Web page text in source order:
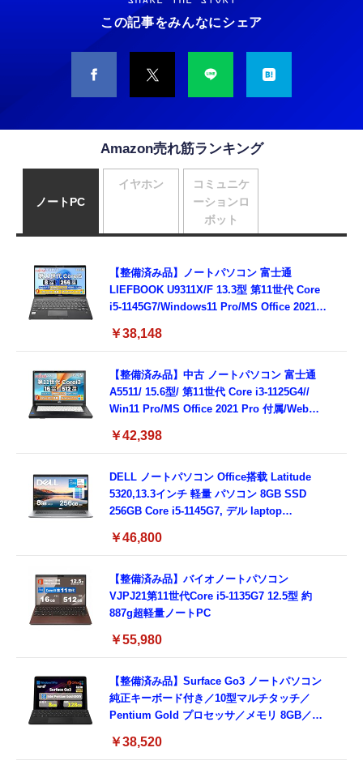
この記事をみんなにシェア
Amazon売れ筋ランキング
ノートPC
【整備済み品】ノートパソコン 富士通
LIEFBOOK U9311X/F 13.3型 第11世代 Core
i5-1145G7/Windows11 Pro/MS Office 2021搭
Type-C/360度回転対応/有線静音マウス付
8GB,SSD256GB)
￥38,148
【整備済み品】中古 ノートパソコン 富士通
A5511/ 15.6型/ 第11世代 Core i3-1125G4//
Win11 Pro/MS Office 2021 Pro 付属/Webカ
3.0)/ 有線静音マウス付属/ 180日保証（メモリ
￥42,398
DELL ノートパソコン Office搭载 Latitude
5320,13.3インチ 軽量 パソコン 8GB SSD
256GB Core i5-1145G7, デル laptop
ド付き (整備済み品)
￥46,800
【整備済み品】バイオノートパソコン
VJPJ21第11世代Core i5-1135G7 12.5型 約
887g超軽量ノートPC
￥55,980
【整備済み品】Surface Go3 ノートパソコン
純正キーボード付き／10型マルチタッチ／
Pentium Gold プロセッサ／メモリ 8GB／
Bluetooth5.0／USB-C／1080p顔認証カメラ
￥38,520
イヤホン
コミュニケ
ーションロ
ボット